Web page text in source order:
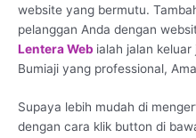
website yang bermutu.
pelanggan Anda dengan
Lentera Web ialah jalan
Bumiaji yang professional,
Supaya lebih mudah di
dengan cara klik button di